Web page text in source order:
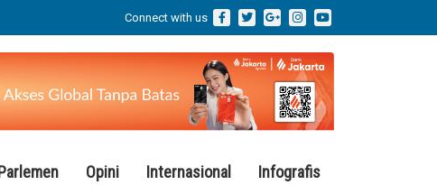
Connect with us
Opini Internasional Infografis